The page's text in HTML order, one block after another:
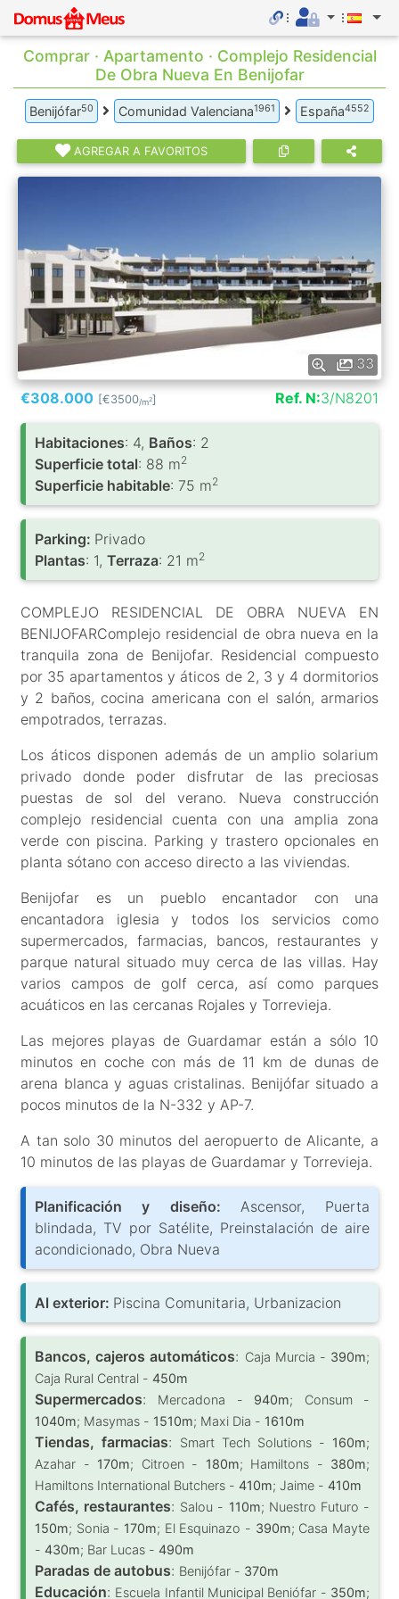
Comprar · Apartamento · Complejo Residencial
De Obra Nueva En Benijofar
Benijófar50 Comunidad Valenciana1961 España4552
AGREGAR A FAVORITOS
33
€308.000 [€3500/m2] Ref. N:3/N8201
Habitaciones: 4, Baños: 2
Superficie total: 88 m2
Superficie habitable: 75 m2
Parking: Privado
Plantas: 1, Terraza: 21 m2
COMPLEJO RESIDENCIAL DE OBRA NUEVA EN
BENIJOFARComplejo residencial de obra nueva en la
tranquila zona de Benijofar. Residencial compuesto
por 35 apartamentos y áticos de 2, 3 y 4 dormitorios
y 2 baños, cocina americana con el salón, armarios
empotrados, terrazas.
Los áticos disponen además de un amplio solarium
privado donde poder disfrutar de las preciosas
puestas de sol del verano. Nueva construcción
complejo residencial cuenta con una amplia zona
verde con piscina. Parking y trastero opcionales en
planta sótano con acceso directo a las viviendas.
Benijofar es un pueblo encantador con una
encantadora iglesia y todos los servicios como
supermercados, farmacias, bancos, restaurantes y
parque natural situado muy cerca de las villas. Hay
varios campos de golf cerca, así como parques
acuáticos en las cercanas Rojales y Torrevieja.
Las mejores playas de Guardamar están a sólo 10
minutos en coche con más de 11 km de dunas de
arena blanca y aguas cristalinas. Benijófar situado a
pocos minutos de la N-332 y AP-7.
A tan solo 30 minutos del aeropuerto de Alicante, a
10 minutos de las playas de Guardamar y Torrevieja.
Planificación y diseño: Ascensor, Puerta
blindada, TV por Satélite, Preinstalación de aire
acondicionado, Obra Nueva
Al exterior: Piscina Comunitaria, Urbanizacion
Bancos, cajeros automáticos: Caja Murcia - 390m;
Caja Rural Central - 450m
Supermercados: Mercadona - 940m; Consum -
1040m; Masymas - 1510m; Maxi Dia - 1610m
Tiendas, farmacias: Smart Tech Solutions - 160m;
Azahar - 170m; Citroen - 180m; Hamiltons - 380m;
Hamiltons International Butchers - 410m; Jaime - 410m
Cafés, restaurantes: Salou - 110m; Nuestro Futuro -
150m; Sonia - 170m; El Esquinazo - 390m; Casa Mayte
- 430m; Bar Lucas - 490m
Paradas de autobus: Benijófar - 370m
Educación: Escuela Infantil Municipal Beniófar - 350m;